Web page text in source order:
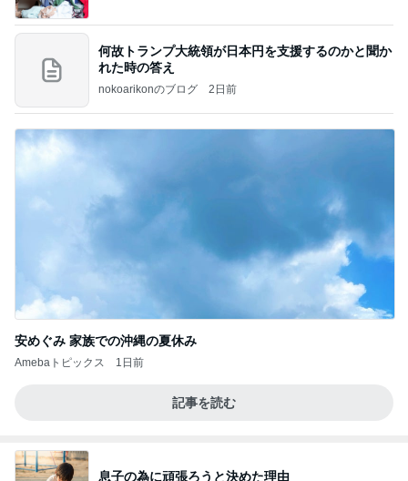
何故トランプ大統領が日本円を支援するのかと聞か
れた時の答え
nokoarikonのブログ 2日前
安めぐみ 家族での沖縄の夏休み
Amebaトピックス 1日前
記事を読む
息子の為に頑張ろうと決めた理由